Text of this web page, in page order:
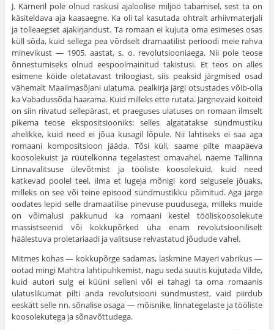
J. Kärneril pole olnud raskusi ajaloolise miljöö tabamisel, sest ta on
käsiteldava aja kaasaegne. Ka oli tal kasutada ohtralt arhiivmaterjali
ja tolleaegset ajakirjandust. Ta romaan ei kujuta oma esimeses osas
küll sõda, kuid sellega pea võrdselt dramaatilist perioodi meie rahva
minevikust — 1905. aastat, s. o. revolutsiooniaega. Nii pole teose
õnnestumiseks olnud eespoolmainitud takistusi. Et teos on alles
esimene köide oletatavast triloogiast, siis peaksid järgmised osad
vähemalt Maailmasõjani ulatuma, pealkirja järgi otsustades võib-olla
ka Vabadussõda haarama. Kuid milleks ette rutata. Järgnevaid köiteid
on siin riivatud sellepärast, et praeguses ulatuses on romaan ilmselt
pikema teose ekspositsiooniks: selles algatatakse sündmustiku
ahelikke, kuid need ei jõua kusagil lõpule. Nii lahtiseks ei saa aga
romaani kompositsioon jääda. Tõsi küll, saame pilte maapäeva
koosolekuist ja rüütelkonna tegelastest omavahel, näeme Tallinna
Linnavalitsuse ülevõtmist ja tööliste koosolekuid, kuid need
katkevad poolel teel, ilma et lugeja mõnigi kord selgusele jõuaks,
milleks on see või teine episood sündmustikku põimitud. Aga järge
oodates lepid selle dramaatilise pinevuse puudusega, milleks muide
on võimalusi pakkunud ka romaani kestel tööliskoosolekute
massistseenid või kokkupõrked üha enam revolutsiooniliselt
häälestuva proletariaadi ja valitsuse relvastatud jõudude vahel.
Mitmes kohas — kokkupõrge sadamas, laskmine Mayeri vabrikus —
ootad mingi Mahtra lahtipuhkemist, nagu seda suutis kujutada Vilde,
kuid autori sulg ei küüni selleni või ei tahagi ta oma romaanis
ulatuslikumat pilti anda revolutsiooni sündmustest, vaid piirdub
eeskätt selle nn. sõnalise osaga — mõisnike, linnategelaste ja tööliste
koosolekutega ja sõnavõttudega.